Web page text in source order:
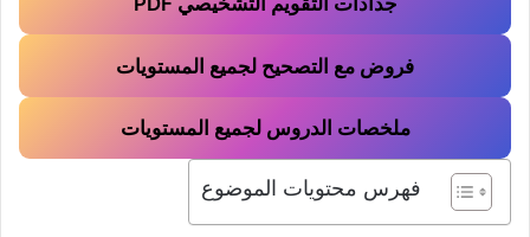
فروض مع التصحيح لجميع المستويات
ملخصات الدروس لجميع المستويات
فهرس محتويات الموضوع